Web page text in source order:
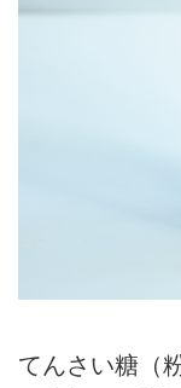
てんさい糖（